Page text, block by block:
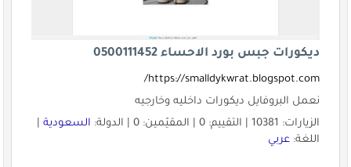
ديكورات جبس بورد الاحساء 0500111452
https://smalldykwrat.blogspot.com/
نعمل البروفايل ديكورات داخليه وخارجيه
الزيارات: 10381 | التقييم: 0 | المقيّمين: 0 | الدولة:
السعودية|
اللغة: عربي